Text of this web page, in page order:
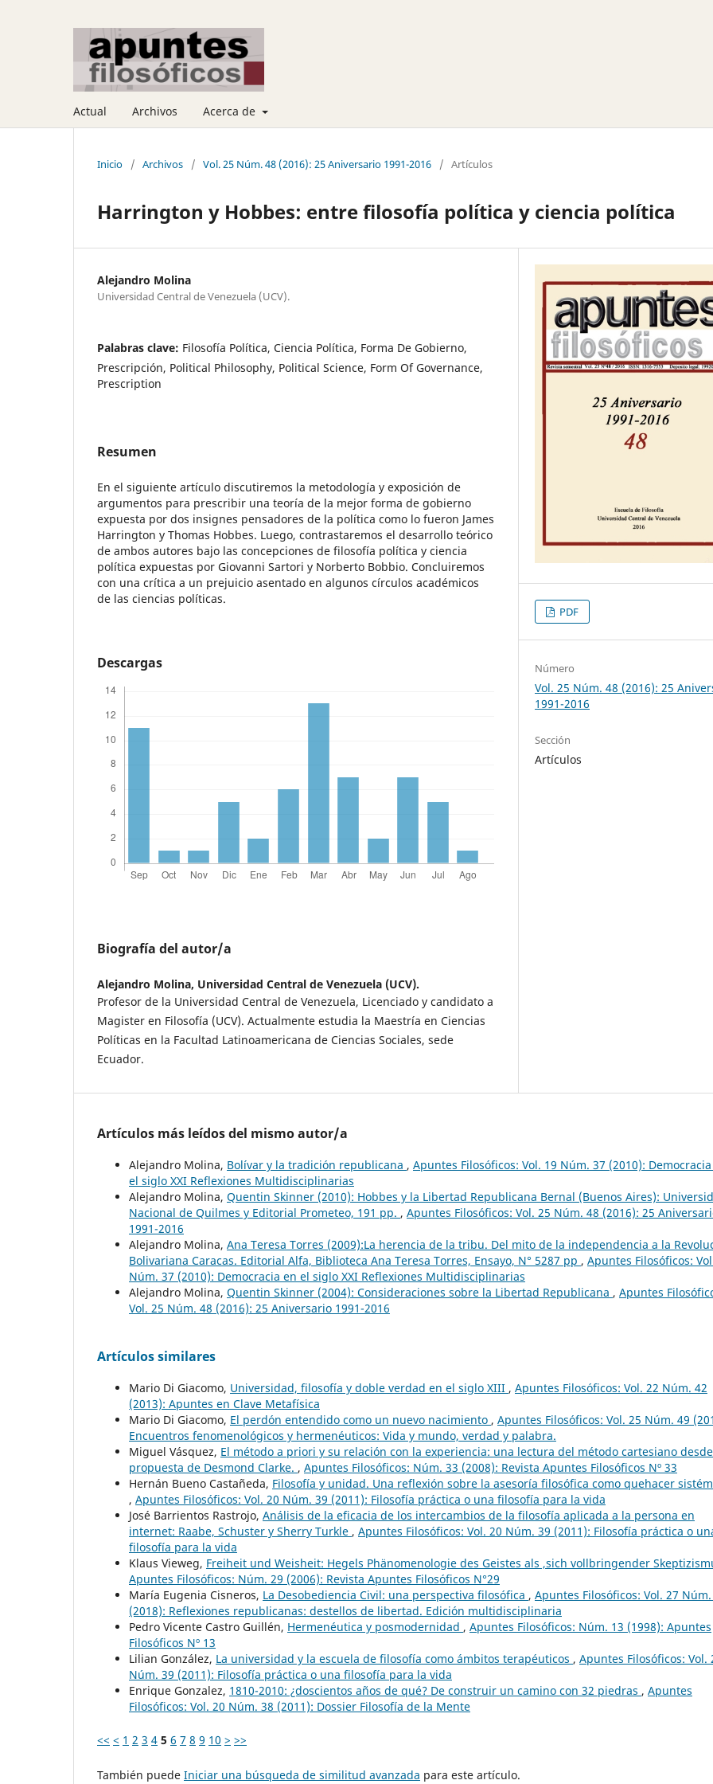
Actual Archivos Acerca de
Inicio / Archivos / Vol. 25 Núm. 48 (2016): 25 Aniversario 1991-2016 / Artículos
Harrington y Hobbes: entre filosofía política y ciencia política
Alejandro Molina
Universidad Central de Venezuela (UCV).
Palabras clave: Filosofía Política, Ciencia Política, Forma De Gobierno,
Prescripción, Political Philosophy, Political Science, Form Of Governance,
Prescription
Resumen
En el siguiente artículo discutiremos la metodología y exposición de
argumentos para prescribir una teoría de la mejor forma de gobierno
expuesta por dos insignes pensadores de la política como lo fueron James
Harrington y Thomas Hobbes. Luego, contrastaremos el desarrollo teórico
de ambos autores bajo las concepciones de filosofía política y ciencia
política expuestas por Giovanni Sartori y Norberto Bobbio. Concluiremos
con una crítica a un prejuicio asentado en algunos círculos académicos
de las ciencias políticas.
Descargas
Biografía del autor/a
Alejandro Molina, Universidad Central de Venezuela (UCV).
Profesor de la Universidad Central de Venezuela, Licenciado y candidato a
Magister en Filosofía (UCV). Actualmente estudia la Maestría en Ciencias
Políticas en la Facultad Latinoamericana de Ciencias Sociales, sede
Ecuador.
PDF
Número
Vol. 25 Núm. 48 (2016): 25
1991-2016
Sección
Artículos
Artículos más leídos del mismo autor/a
Alejandro Molina, Bolívar y la tradición republicana , Apuntes Filosóficos: Vol. 19 Núm. 37 (2010):
el siglo XXI Reflexiones Multidisciplinarias
Alejandro Molina, Quentin Skinner (2010): Hobbes y la Libertad Republicana Bernal (Buenos Aires):
Nacional de Quilmes y Editorial Prometeo, 191 pp. , Apuntes Filosóficos: Vol. 25 Núm. 48 (2016): 25
1991-2016
Alejandro Molina, Ana Teresa Torres (2009):La herencia de la tribu. Del mito de la independencia a la
Bolivariana Caracas. Editorial Alfa, Biblioteca Ana Teresa Torres, Ensayo, N° 5287 pp , Apuntes Filosóficos:
Núm. 37 (2010): Democracia en el siglo XXI Reflexiones Multidisciplinarias
Alejandro Molina, Quentin Skinner (2004): Consideraciones sobre la Libertad Republicana , Apuntes
Vol. 25 Núm. 48 (2016): 25 Aniversario 1991-2016
Artículos similares
Mario Di Giacomo, Universidad, filosofía y doble verdad en el siglo XIII , Apuntes Filosóficos: Vol. 22 Núm. 42
(2013): Apuntes en Clave Metafísica
Mario Di Giacomo, El perdón entendido como un nuevo nacimiento , Apuntes Filosóficos: Vol. 25 Núm. 49
Encuentros fenomenológicos y hermenéuticos: Vida y mundo, verdad y palabra.
Miguel Vásquez, El método a priori y su relación con la experiencia: una lectura del método cartesiano
propuesta de Desmond Clarke. , Apuntes Filosóficos: Núm. 33 (2008): Revista Apuntes Filosóficos Nº 33
Hernán Bueno Castañeda, Filosofía y unidad. Una reflexión sobre la asesoría filosófica como quehacer
, Apuntes Filosóficos: Vol. 20 Núm. 39 (2011): Filosofía práctica o una filosofía para la vida
José Barrientos Rastrojo, Análisis de la eficacia de los intercambios de la filosofía aplicada a la persona en
internet: Raabe, Schuster y Sherry Turkle , Apuntes Filosóficos: Vol. 20 Núm. 39 (2011): Filosofía práctica o
filosofía para la vida
Klaus Vieweg, Freiheit und Weisheit: Hegels Phänomenologie des Geistes als ,sich vollbringender
Apuntes Filosóficos: Núm. 29 (2006): Revista Apuntes Filosóficos N°29
María Eugenia Cisneros, La Desobediencia Civil: una perspectiva filosófica , Apuntes Filosóficos: Vol. 27 Núm.
(2018): Reflexiones republicanas: destellos de libertad. Edición multidisciplinaria
Pedro Vicente Castro Guillén, Hermenéutica y posmodernidad , Apuntes Filosóficos: Núm. 13 (1998): Apuntes
Filosóficos Nº 13
Lilian González, La universidad y la escuela de filosofía como ámbitos terapéuticos , Apuntes Filosóficos: Vol.
Núm. 39 (2011): Filosofía práctica o una filosofía para la vida
Enrique Gonzalez, 1810-2010: ¿doscientos años de qué? De construir un camino con 32 piedras , Apuntes
Filosóficos: Vol. 20 Núm. 38 (2011): Dossier Filosofía de la Mente
<< < 1 2 3 4 5 6 7 8 9 10 > >>
También puede Iniciar una búsqueda de similitud avanzada para este artículo.